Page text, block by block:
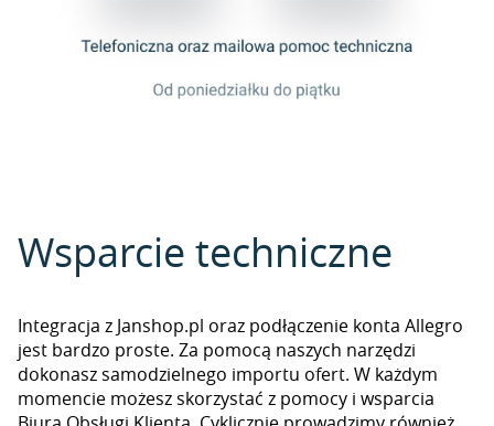
Wsparcie techniczne
Integracja z Janshop.pl oraz podłączenie konta Allegro
jest bardzo proste. Za pomocą naszych narzędzi
dokonasz samodzielnego importu ofert. W każdym
momencie możesz skorzystać z pomocy i wsparcia